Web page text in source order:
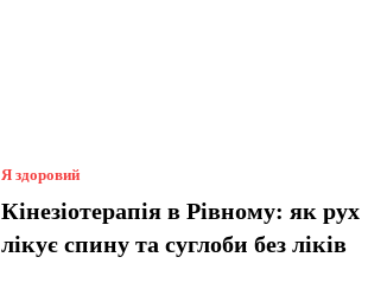
Я здоровий
Кінезіотерапія в Рівному: як рух
лікує спину та суглоби без ліків